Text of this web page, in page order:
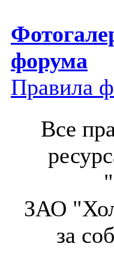
форума
Правила
Все
ЗАО
за